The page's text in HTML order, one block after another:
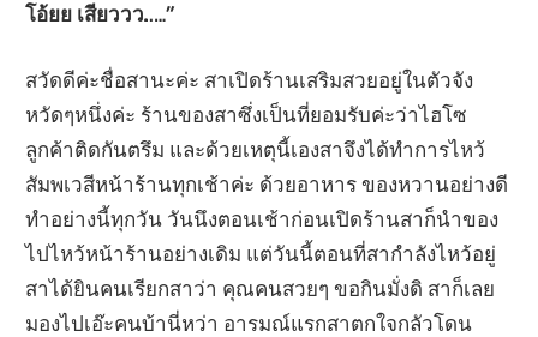
โอ้ยย เสียววว…..”
สวัดดีค่ะชื่อสานะค่ะ สาเปิดร้านเสริมสวยอยู่ในตัวจัง
หวัดๆหนึ่งค่ะ ร้านของสาซึ่งเป็นที่ยอมรับค่ะว่าไฮโซ
ลูกค้าติดกันตรึม และด้วยเหตุนี้เองสาจึงได้ทำการไหว้
สัมพเวสีหน้าร้านทุกเช้าค่ะ ด้วยอาหาร ของหวานอย่างดี
ทำอย่างนี้ทุกวัน วันนึงตอนเช้าก่อนเปิดร้านสาก็นำของ
ไปไหว้หน้าร้านอย่างเดิม แต่วันนี้ตอนที่สากำลังไหว้อยู่
สาได้ยินคนเรียกสาว่า คุณคนสวยๆ ขอกินมั่งดิ สาก็เลย
มองไปเอ๊ะคนบ้านี่หว่า อารมณ์แรกสาตกใจกลัวโดน